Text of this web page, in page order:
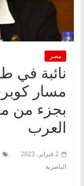
مصر
نائبة في
مسار
بجزء من
العرب
2 فبراير، 2023
الناصرية